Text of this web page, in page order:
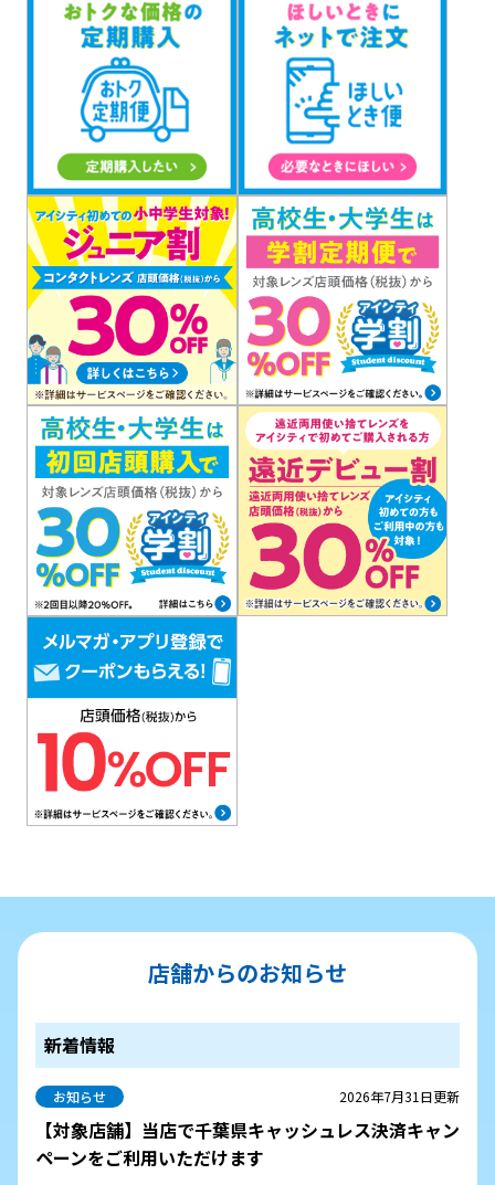
店舗からのお知らせ
新着情報
お知らせ 2026年7月31日更新
【対象店舗】当店で千葉県キャッシュレス決済キャン
ペーンをご利用いただけます